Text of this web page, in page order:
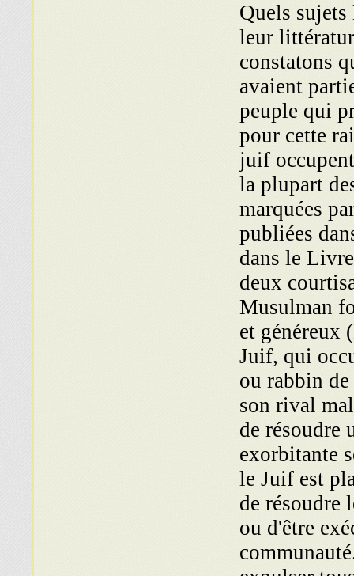
Quels
leur
constatons
avaient
peuple qui
pour cette
juif
la plupart
marquées
publiées
dans le
deux
Musulman
et généreux
Juif, qui
ou rabbin
son rival
de résoudre
exorbitante
le Juif est
de résoudre
ou d'être